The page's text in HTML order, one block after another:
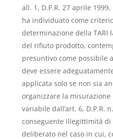
all. 1, D.P.R. 27 aprile
ha individuato come
determinazione della TARI
del rifiuto prodotto,
presuntivo come possibile
deve essere
applicata solo se non sia
organizzare la
variabile dall’art. 6, D.P.R.
conseguente illegittimità
deliberato nel caso in cui,